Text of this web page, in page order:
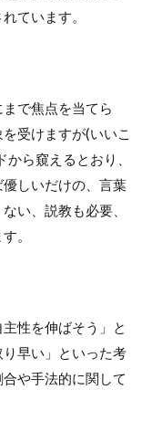
ています。
で焦点を当てら
受けますが(いいこ
ら窺えるとおり、
しいだけの、言葉
い、説教も必要、
。
性を伸ばそう」と
早い」といった考
や手法的に関して